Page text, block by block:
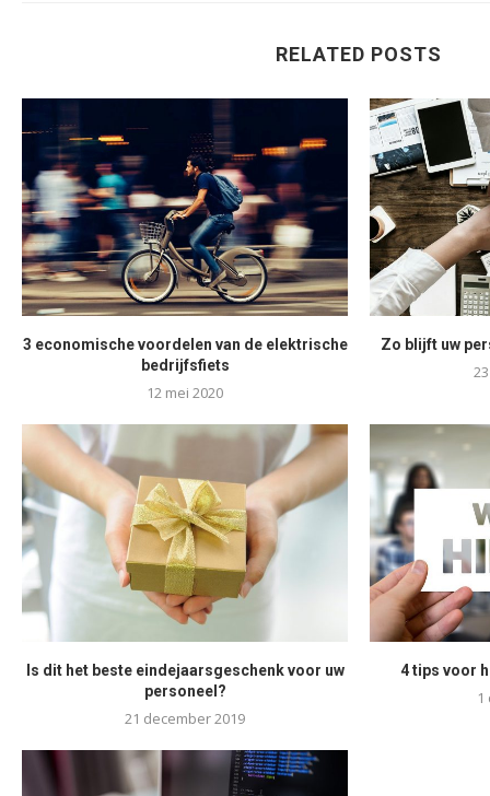
RELATED POSTS
3 economische voordelen van de elektrische
bedrijfsfiets
12 mei 2020
Zo blijft uw
Is dit het beste eindejaarsgeschenk voor uw
personeel?
21 december 2019
4 tips voor